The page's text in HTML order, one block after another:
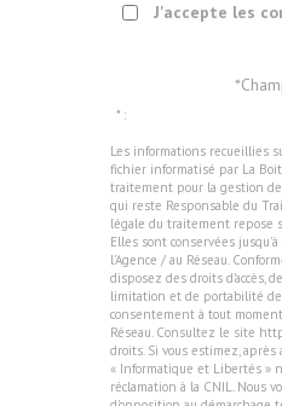
J'accepte les
* :
Les informations recueillies
fichier informatisé par La
traitement pour la gestion
qui reste Responsable du
légale du traitement repose
Elles sont conservées
l'Agence / au Réseau.
disposez des droits d’accès,
limitation et de portabilité de
consentement à tout
Réseau. Consultez le site
droits. Si vous estimez, après
« Informatique et Libertés »
réclamation à la CNIL. Nous